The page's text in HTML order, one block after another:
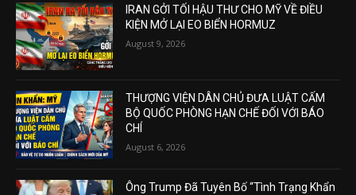
IRAN GỞI TỐI HẬU THƯ CHO MỸ VỀ ĐIỀU
KIỆN MỞ LẠI EO BIỂN HORMUZ
August 9, 2026
THƯỢNG VIỆN DÂN CHỦ ĐƯA LUẬT CẤM
BỘ QUỐC PHÒNG HẠN CHẾ ĐỐI VỚI BÁO
CHÍ
August 6, 2026
Ông Trump Đã Tuyên Bố “Tình Trạng Khẩn